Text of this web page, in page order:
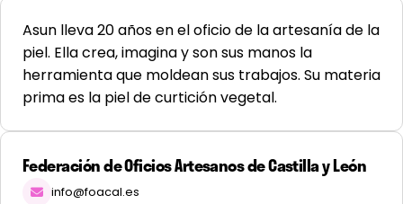
Asun lleva 20 años en el oficio de la artesanía de la
piel. Ella crea, imagina y son sus manos la
herramienta que moldean sus trabajos. Su materia
prima es la piel de curtición vegetal.
Federación de Oficios Artesanos de Castilla y León
info@foacal.es